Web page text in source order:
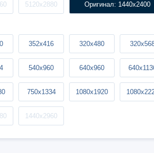
5120x2880 Оригинал: 1440x2400
352x416 320x480
540x960 640x960
750x1334 1080x1920
1440x2960